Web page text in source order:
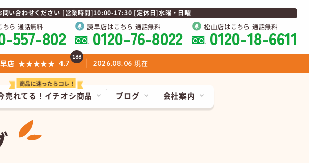
問い合わせください [営業時間]10:00-17:30 [定休日]水曜・日曜
ちら 通話無料
557-802 諫早店はこちら 通話無料
0120-76-8022 松山店はこちら 通話無料
0120-18-6611
売れてる！ イチオシ商品 ブログ 会社案内
店 ★★★★★ 4.7
188
2026.08.06 現在